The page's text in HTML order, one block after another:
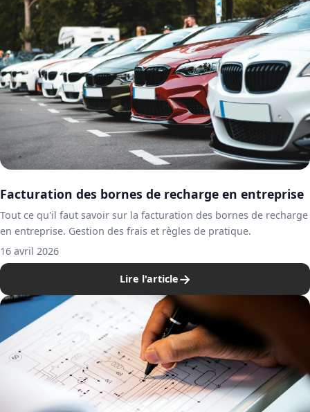
Facturation des bornes de recharge en entreprise
Tout ce qu'il faut savoir sur la facturation des bornes de recharge
en entreprise. Gestion des frais et règles de pratique.
16 avril 2026
Lire l'article→